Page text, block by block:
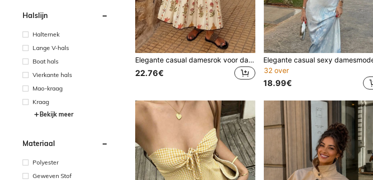
Halslijn
Halternek
Lange V-hals
Boat hals
Vierkante hals
Mao-kraag
Kraag
Bekijk meer
Materiaal
Polyester
Geweven Stof
Elegante casual damesrok voor dagelijks woon-werkverkeer met kleine bloemenprint en plooien - geplooid, bloemenpatroon, lange lengte, stijve geweven rok voor de zomer
22.76€
32 over
18.99€